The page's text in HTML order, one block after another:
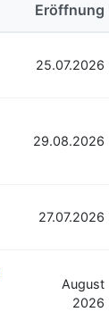
Eröffnung
25.07.2026
29.08.2026
27.07.2026
August
2026